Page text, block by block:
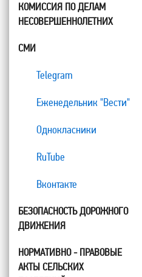
КОМИССИЯ ПО ДЕЛАМ
НЕСОВЕРШЕННОЛЕТНИХ
СМИ
Telegram
Еженедельник "Вести"
Однокласники
RuTube
Вконтакте
БЕЗОПАСНОСТЬ ДОРОЖНОГО
ДВИЖЕНИЯ
НОРМАТИВНО - ПРАВОВЫЕ
АКТЫ СЕЛЬСКИХ